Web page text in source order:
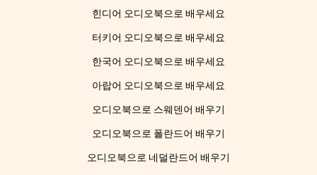
힌디어 오디오북으로 배우세요
터키어 오디오북으로 배우세요
한국어 오디오북으로 배우세요
아랍어 오디오북으로 배우세요
오디오북으로 스웨덴어 배우기
오디오북으로 폴란드어 배우기
오디오북으로 네덜란드어 배우기